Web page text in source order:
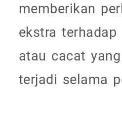
memberikan
ekstra terhadap
atau cacat
terjadi selama